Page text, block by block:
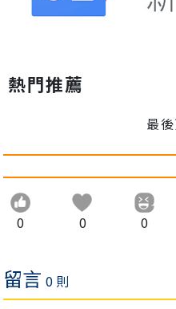
熱門推薦
最
0 0 0